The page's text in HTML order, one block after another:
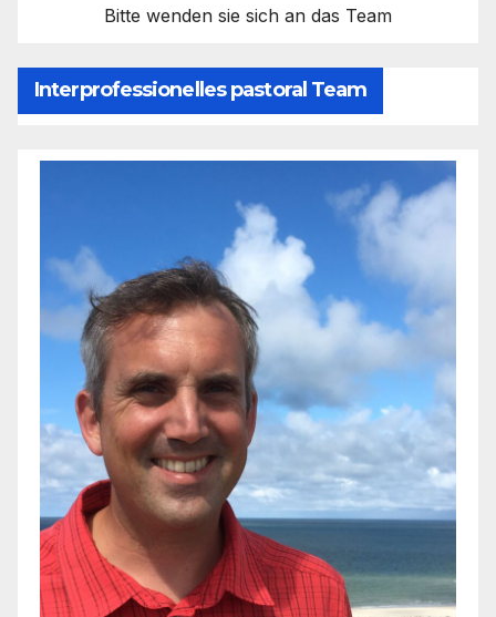
Bitte wenden sie sich an das Team
Interprofessionelles pastoral Team